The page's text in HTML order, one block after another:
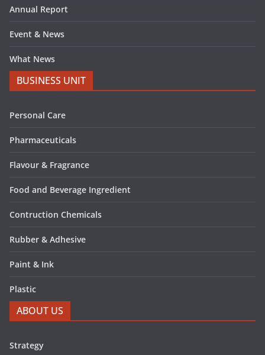
Annual Report
Event & News
What News
BUSINESS UNIT
Personal Care
Pharmaceuticals
Flavour & Fragrance
Food and Beverage Ingredient
Contruction Chemicals
Rubber & Adhesive
Paint & Ink
Plastic
ABOUT US
Strategy